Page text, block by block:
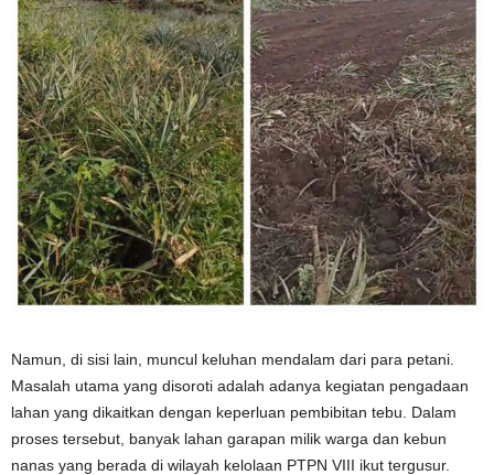
Namun, di sisi lain, muncul keluhan mendalam dari para petani.
Masalah utama yang disoroti adalah adanya kegiatan pengadaan
lahan yang dikaitkan dengan keperluan pembibitan tebu. Dalam
proses tersebut, banyak lahan garapan milik warga dan kebun
nanas yang berada di wilayah kelolaan PTPN VIII ikut tergusur.